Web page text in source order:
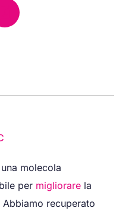
molecola
per migliorarela
recuperato